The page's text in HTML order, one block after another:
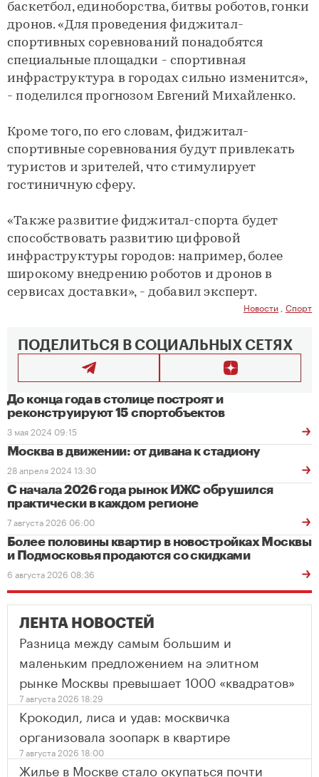
баскетбол, единоборства, битвы роботов, гонки
дронов. «Для проведения фиджитал-
спортивных соревнований понадобятся
специальные площадки - спортивная
инфраструктура в городах сильно изменится»,
- поделился прогнозом Евгений Михайленко.
Кроме того, по его словам, фиджитал-
спортивные соревнования будут привлекать
туристов и зрителей, что стимулирует
гостиничную сферу.
«Также развитие фиджитал-спорта будет
способствовать развитию цифровой
инфраструктуры городов: например, более
широкому внедрению роботов и дронов в
сервисах доставки», - добавил эксперт.
Новости Спорт
ПОДЕЛИТЬСЯ В СОЦИАЛЬНЫХ СЕТЯХ
До конца года в столице построят и
реконструируют 15 спортобъектов
3 мая 2024 09:15
Москва в движении: от дивана к стадиону
28 апреля 2024 13:30
С начала 2026 года рынок ИЖС обрушился
практически в каждом регионе
7 августа 2026 06:00
Более половины квартир в новостройках Москвы
и Подмосковья продаются со скидками
6 августа 2026 08:36
ЛЕНТА НОВОСТЕЙ
Разница между самым большим и
маленьким предложением на элитном
рынке Москвы превышает 1000 «квадратов»
7 августа 2026 18:29
Крокодил, лиса и удав: москвичка
организовала зоопарк в квартире
7 августа 2026 18:00
Жилье в Москве стало окупаться почти